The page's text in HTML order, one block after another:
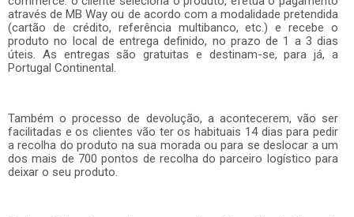
através de MB Way ou de acordo com a modalidade pretendida
(cartão de crédito, referência multibanco, etc.) e recebe o
produto no local de entrega definido, no prazo de 1 a 3 dias
úteis. As entregas são gratuitas e destinam-se, para já, a
Portugal Continental.
Também o processo de devolução, a acontecerem, vão ser
facilitadas e os clientes vão ter os habituais 14 dias para pedir
a recolha do produto na sua morada ou para se deslocar a um
dos mais de 700 pontos de recolha do parceiro logístico para
deixar o seu produto.